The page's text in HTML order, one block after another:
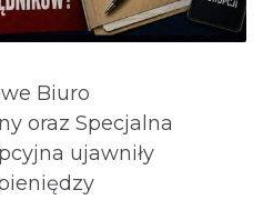
Biuro
oraz Specjalna
ujawniły